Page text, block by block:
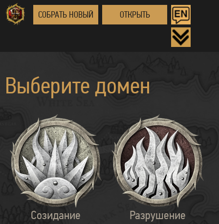
СОБРАТЬ НОВЫЙ ОТКРЫТЬ
Выберите домен
Созидание Разрушение